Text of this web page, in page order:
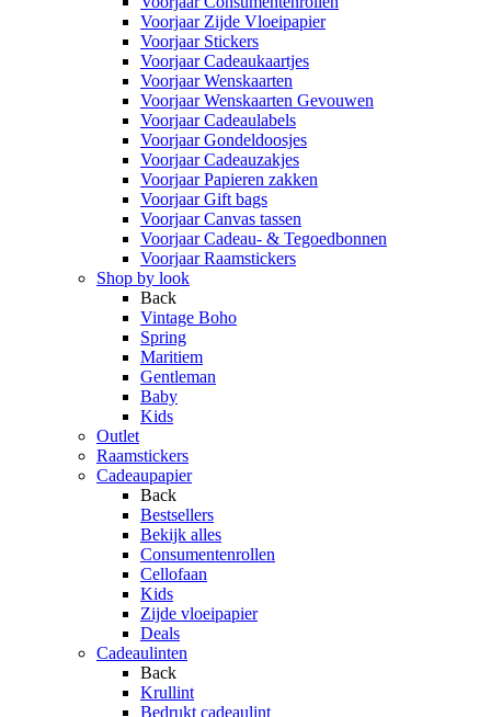
Voorjaar Zijde Vloeipapier
Voorjaar Stickers
Voorjaar Cadeaukaartjes
Voorjaar Wenskaarten
Voorjaar Wenskaarten Gevouwen
Voorjaar Cadeaulabels
Voorjaar Gondeldoosjes
Voorjaar Cadeauzakjes
Voorjaar Papieren zakken
Voorjaar Gift bags
Voorjaar Canvas tassen
Voorjaar Cadeau- & Tegoedbonnen
Voorjaar Raamstickers
Shop by look
Back
Vintage Boho
Spring
Maritiem
Gentleman
Baby
Kids
Outlet
Raamstickers
Cadeaupapier
Back
Bestsellers
Bekijk alles
Consumentenrollen
Cellofaan
Kids
Zijde vloeipapier
Deals
Cadeaulinten
Back
Krullint
Bedrukt cadeaulint